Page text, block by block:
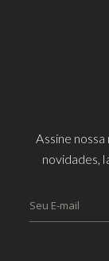
Assine
novidades,